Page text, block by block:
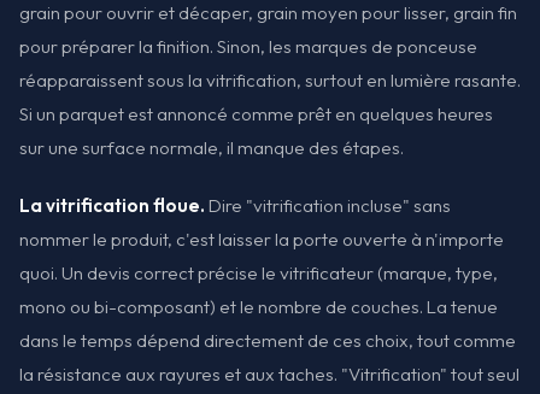
grain pour ouvrir et décaper, grain moyen pour lisser, grain fin
pour préparer la finition. Sinon, les marques de ponceuse
réapparaissent sous la vitrification, surtout en lumière rasante.
Si un parquet est annoncé comme prêt en quelques heures
sur une surface normale, il manque des étapes.
La vitrification floue. Dire "vitrification incluse" sans
nommer le produit, c'est laisser la porte ouverte à n'importe
quoi. Un devis correct précise le vitrificateur (marque, type,
mono ou bi-composant) et le nombre de couches. La tenue
dans le temps dépend directement de ces choix, tout comme
la résistance aux rayures et aux taches. "Vitrification" tout seul